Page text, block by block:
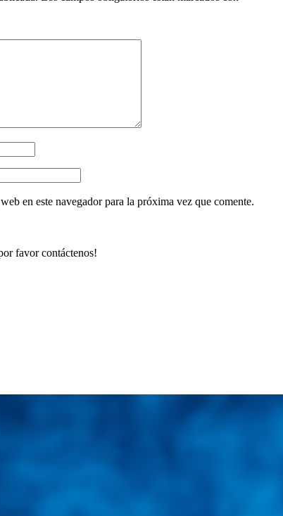
en este navegador para la próxima vez que comente.
favor contáctenos!